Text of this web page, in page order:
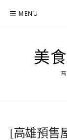
MENU
美
[高雄預售